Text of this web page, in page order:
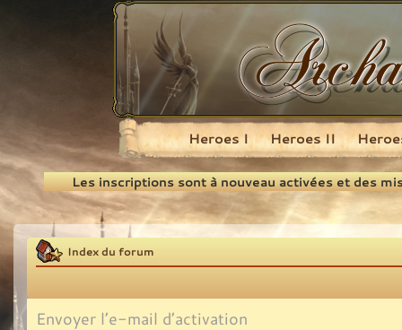
Recherche
Heroes I Heroes II
Les inscriptions sont à nouveau activées et des
Index du forum
Envoyer l’e-mail d’activation